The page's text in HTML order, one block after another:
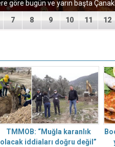
7 8 9 10 11 12
TMMOB: “Muğla karanlık
olacak iddiaları doğru değil”